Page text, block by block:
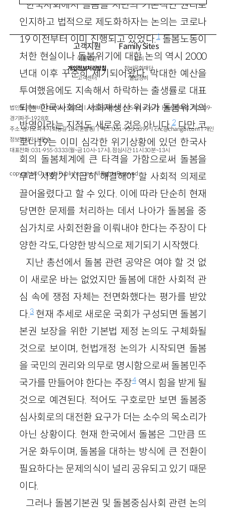
한국사회에서 돌봄을 시민의 기본적인 권리로
인지하고 법적으로 제도화하자는 논의는 코로나
19 이전부터 이미 진행되고 있었다.1돌봄노동이
처한 현실이나 돌봄위기에 대한 논의 역시 2000
년대 이후 꾸준히 제기되어왔다. 막대한 예산을
투여했음에도 지속해서 하락하는 출생률로 대표
되는 한국사회의 사회재생산 위기가 돌봄위기의
반영이라는 지적도 새로운 것은 아니다.2다만 코
로나19는 이미 심각한 위기상황에 있던 한국사
회의 돌봄체계에 큰 타격을 가함으로써 돌봄을
우리 사회가 시급히 해결해야 할 사회적 의제로
끌어올렸다고 할 수 있다. 이에 따라 단순히 현재
당면한 문제를 처리하는 데서 나아가 돌봄을 중
심가치로 사회전환을 이뤄내야 한다는 주장이 다
양한 각도, 다양한 방식으로 제기되기 시작했다.
지난 총선에서 돌봄 관련 공약은 여야 할 것 없
이 새로운 바는 없었지만 돌봄에 대한 사회적 관
심 속에 쟁점 자체는 전면화했다는 평가를 받았
다.3 현재 추세로 새로운 국회가 구성되면 돌봄기
본권 보장을 위한 기본법 제정 논의도 구체화될
것으로 보이며, 헌법개정 논의가 시작되면 돌봄
을 국민의 권리와 의무로 명시함으로써 돌봄민주
국가를 만들어야 한다는 주장4역시 힘을 받게 될
것으로 예견된다. 적어도 구호로만 보면 돌봄중
심사회로의 대전환 요구가 더는 소수의 목소리가
아닌 상황이다. 현재 한국에서 돌봄은 그만큼 뜨
거운 화두이며, 돌봄을 대하는 방식에 큰 전환이
필요하다는 문제의식이 널리 공유되고 있기 때문
이다.
그러나 돌봄기본권 및 돌봄중심사회 관련 논의
고객지원
이용약관
개인정보처리방침
고객센터
Family Sites
창비
창비문화재단
클럽창비
법인명 : ㈜창비ㅣ대표이사 : 염종선ㅣ사업자등록번호 : 105-81-63672ㅣ통신판매업 : 제 2009-
경기파주-1928호
주소 : 경기도 파주시 회동길 184(문발동)ㅣ팩스 : 031-955-3399 ㅣcnc@changbi.comㅣ개인
정보책임자 : 신문수
대표전화 : 031-955-3333(월~금 10시~17시), 점심시간 11시 30분~13시
copyright © Changbi Publishers, inc. All Rights Reserved.